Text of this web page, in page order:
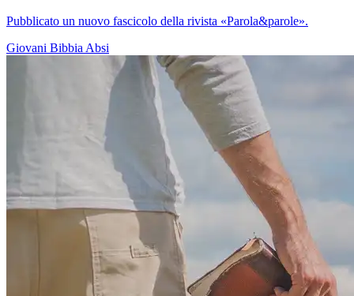
Pubblicato un nuovo fascicolo della rivista «Parola&parole».
Giovani BibbiaAbsi